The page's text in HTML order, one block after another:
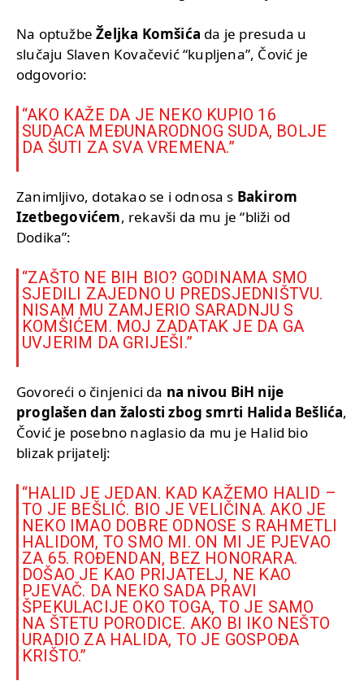
Na optužbeŽeljka Komšića da je presuda u
slučaju Slaven Kovačević “kupljena”, Čović je
odgovorio:
“AKO KAŽE DA JE NEKO KUPIO 16
SUDACA MEĐUNARODNOG SUDA, BOLJE
DA ŠUTI ZA SVA VREMENA.”
Zanimljivo, dotakao se i odnosa s Bakirom
Izetbegovićem, rekavši da mu je “bliži od
Dodika”:
“ZAŠTO NE BIH BIO? GODINAMA SMO
SJEDILI ZAJEDNO U PREDSJEDNIŠTVU.
NISAM MU ZAMJERIO SARADNJU S
KOMŠIĆEM. MOJ ZADATAK JE DA GA
UVJERIM DA GRIJEŠI.”
Govoreći o činjenici da na nivou BiH nije
proglašen dan žalosti zbog smrti Halida Bešlića,
Čović je posebno naglasio da mu je Halid bio
blizak prijatelj:
“HALID JE JEDAN. KAD KAŽEMO HALID –
TO JE BEŠLIĆ. BIO JE VELIČINA. AKO JE
NEKO IMAO DOBRE ODNOSE S RAHMETLI
HALIDOM, TO SMO MI. ON MI JE PJEVAO
ZA 65. ROĐENDAN, BEZ HONORARA.
DOŠAO JE KAO PRIJATELJ, NE KAO
PJEVAČ. DA NEKO SADA PRAVI
ŠPEKULACIJE OKO TOGA, TO JE SAMO
NA ŠTETU PORODICE. AKO BI IKO NEŠTO
URADIO ZA HALIDA, TO JE GOSPOĐA
KRIŠTO.”